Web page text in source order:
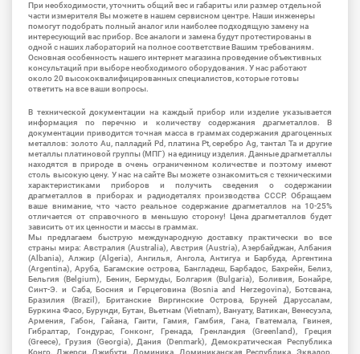
При необходимости, уточнить общий вес и габариты или размер отдельной
части измерителя Вы можете в нашем сервисном центре. Наши инженеры
помогут подобрать полный аналог или наиболее подходящую замену на
интересующий вас прибор. Все аналоги и замена будут протестированы в
одной с наших лабораторий на полное соответствие Вашим требованиям.
Основная особенность нашего интернет магазина проведение объективных
консультаций при выборе необходимого оборудования. У нас работают
около 20 высококвалифицированных специалистов, которые готовы
ответить на все ваши вопросы.
В технической документации на каждый прибор или изделие указывается
информация по перечню и количеству содержания драгметаллов. В
документации приводится точная масса в граммах содержания драгоценных
металлов: золото Au, палладий Pd, платина Pt, серебро Ag, тантал Ta и другие
металлы платиновой группы (МПГ) на единицу изделия. Данные драгметаллы
находятся в природе в очень ограниченном количестве и поэтому имеют
столь высокую цену. У нас на сайте Вы можете ознакомиться с техническими
характеристиками приборов и получить сведения о содержании
драгметаллов в приборах и радиодеталях производства СССР. Обращаем
ваше внимание, что часто реальное содержание драгметаллов на 10-25%
отличается от справочного в меньшую сторону! Цена драгметаллов будет
зависить от их ценности и массы в граммах.
Мы предлагаем быструю международную доставку практически во все
страны мира: Австралия (Australia), Австрия (Austria), Азербайджан, Албания
(Albania), Алжир (Algeria), Ангилья, Ангола, Антигуа и Барбуда, Аргентина
(Argentina), Аруба, Багамские острова, Бангладеш, Барбадос, Бахрейн, Белиз,
Бельгия (Belgium), Бенин, Бермуды, Болгария (Bulgaria), Боливия, Бонайре,
Синт-Э. и Саба, Босния и Герцеговина (Bosnia and Herzegovina), Ботсвана,
Бразилия (Brazil), Британские Виргинские Острова, Бруней Даруссалам,
Буркина Фасо, Бурунди, Бутан, Вьетнам (Vietnam), Вануату, Ватикан, Венесуэла,
Армения, Габон, Гайана, Гаити, Гамия, Гамбия, Гана, Гватемала, Гвинея,
Гибралтар, Гондурас, Гонконг, Гренада, Гренландия (Greenland), Греция
(Greece), Грузия (Georgia), Дания (Denmark), Демократическая Республика